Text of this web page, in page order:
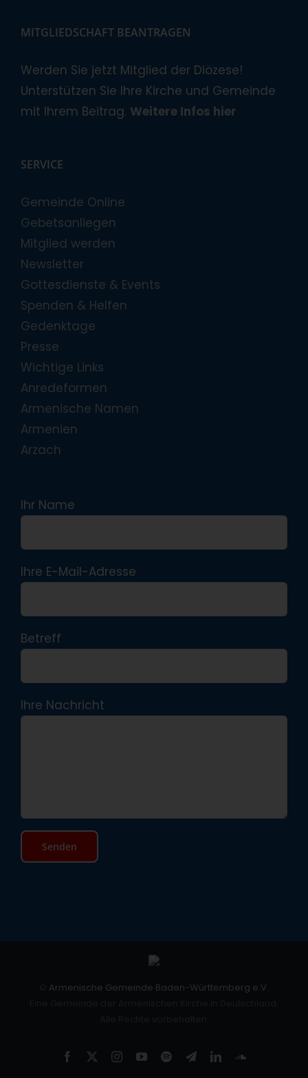
MITGLIEDSCHAFT BEANTRAGEN
Werden Sie jetzt Mitglied der Diözese!
Unterstützen Sie Ihre Kirche und Gemeinde
mit Ihrem Beitrag. Weitere Infos hier
SERVICE
Gemeinde Online
Gebetsanliegen
Mitglied werden
Newsletter
Gottesdienste & Events
Spenden & Helfen
Gedenktage
Presse
Wichtige Links
Anredeformen
Armenische Namen
Armenien
Arzach
Ihr Name
Ihre E-Mail-Adresse
Betreff
Ihre Nachricht
Armenische Gemeinde Baden-Württemberg e.V.
Facebook InstagramYouTube
SpotifyTelegramLinkedInSoundCloud